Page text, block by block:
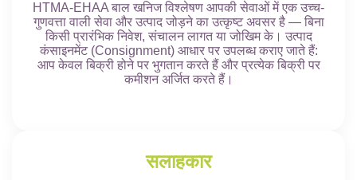
HTMA-EHAA बाल खनिज विश्लेषण आपकी सेवाओं में एक उच्च-
गुणवत्ता वाली सेवा और उत्पाद जोड़ने का उत्कृष्ट अवसर है — बिना
किसी प्रारंभिक निवेश, संचालन लागत या जोखिम के। उत्पाद
कंसाइनमेंट (Consignment) आधार पर उपलब्ध कराए जाते हैं:
आप केवल बिक्री होने पर भुगतान करते हैं और प्रत्येक बिक्री पर
कमीशन अर्जित करते हैं।
सलाहकार